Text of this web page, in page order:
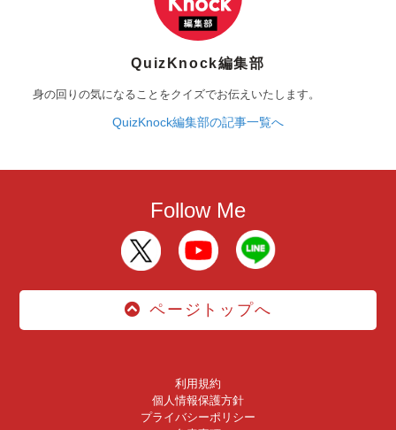
QuizKnock編集部
身の回りの気になることをクイズでお伝えいたします。
QuizKnock編集部の記事一覧へ
Follow Me
ページトップへ
利用規約
個人情報保護方針
プライバシーポリシー